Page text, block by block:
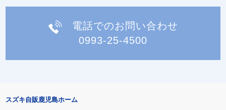
電話でのお問い合わせ
0993-25-4500
スズキ自販鹿児島ホーム